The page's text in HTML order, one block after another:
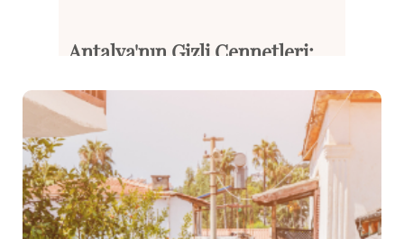
Antalya'nın Gizli Cennetleri: ...
Antalya, Türkiye’nin en popüle...
Devamını Oku